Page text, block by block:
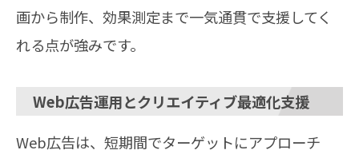
画から制作、効果測定まで一気通貫で支援してく
れる点が強みです。
Web広告運用とクリエイティブ最適化支援
Web広告は、短期間でターゲットにアプローチ